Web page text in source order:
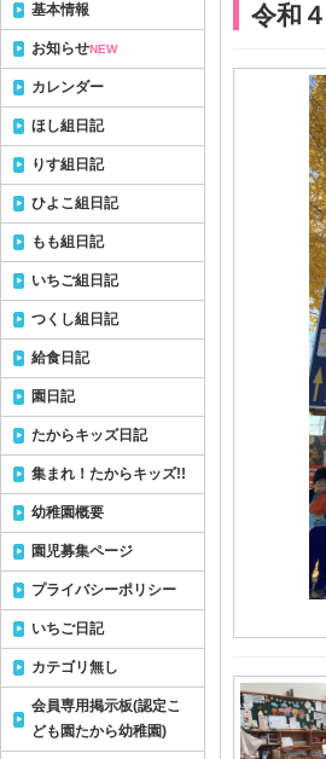
令和
基本情報
お知らせNEW
カレンダー
ほし組日記
りす組日記
ひよこ組日記
もも組日記
いちご組日記
つくし組日記
給食日記
園日記
たからキッズ日記
集まれ！たからキッズ!!
幼稚園概要
園児募集ページ
プライバシーポリシー
いちご日記
カテゴリ無し
会員専用掲示板(認定こ
ども園たから幼稚園)